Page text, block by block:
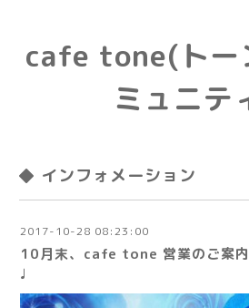
cafe tone(トー
ミュニテ
◆ インフォメーション
2017-10-28 08:23:00
10月末、cafe tone 営業のご案
♩